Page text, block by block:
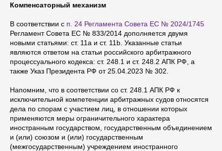
Компенсаторный механизм
В соответствии с п. 24 Регламента Совета ЕС № 2024/1745
Регламент Совета ЕС № 833/2014 дополняется двумя
новыми статьями: ст. 11a и ст. 11b. Указанные статьи
являются ответом на статьи российского арбитражного
процессуального кодекса: ст. 248.1 и ст. 248.2 АПК РФ, а
также Указ Президента РФ от 25.04.2023 № 302.
Напомним, что в соответствии со ст. 248.1 АПК РФ к
исключительной компетенции арбитражных судов относятся
дела по спорам с участием лиц, в отношении которых
применяются меры ограничительного характера
иностранным государством, государственным объединением
и (или) союзом и (или) государственным
(межгосударственным) учреждением иностранного